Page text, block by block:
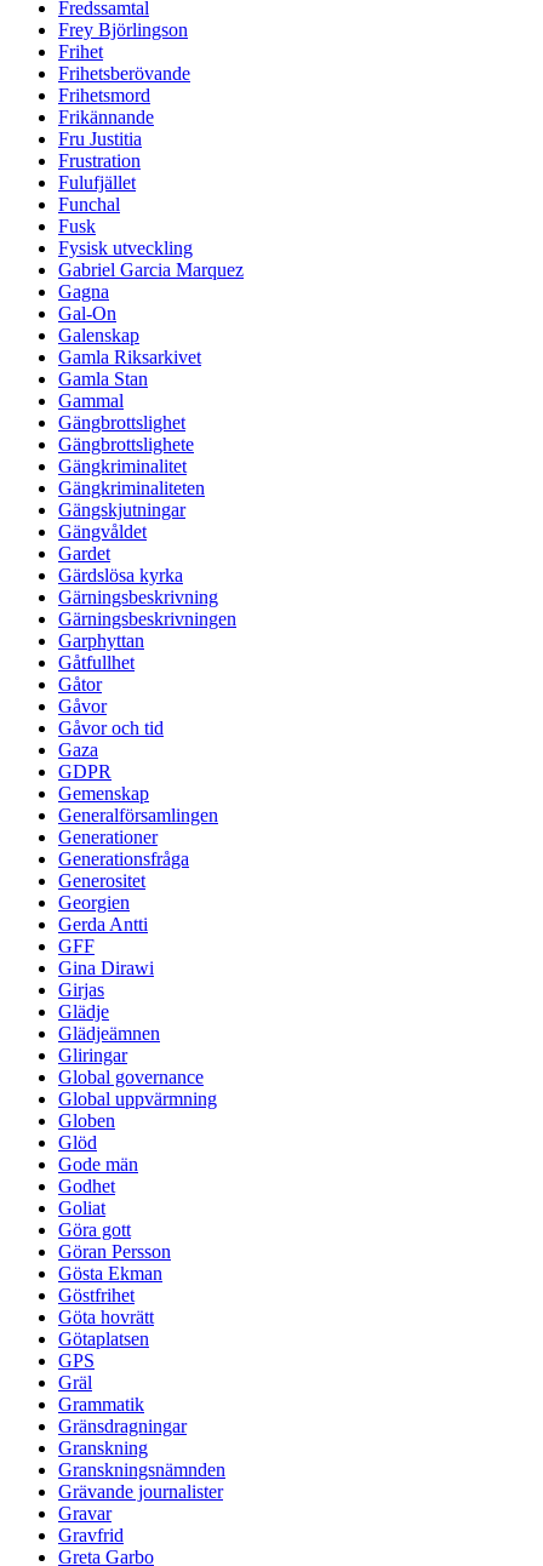
Fredssamtal
Frey Björlingson
Frihet
Frihetsberövande
Frihetsmord
Frikännande
Fru Justitia
Frustration
Fulufjället
Funchal
Fusk
Fysisk utveckling
Gabriel Garcia Marquez
Gagna
Gal-On
Galenskap
Gamla Riksarkivet
Gamla Stan
Gammal
Gängbrottslighet
Gängbrottslighete
Gängkriminalitet
Gängkriminaliteten
Gängskjutningar
Gängvåldet
Gardet
Gärdslösa kyrka
Gärningsbeskrivning
Gärningsbeskrivningen
Garphyttan
Gåtfullhet
Gåtor
Gåvor
Gåvor och tid
Gaza
GDPR
Gemenskap
Generalförsamlingen
Generationer
Generationsfråga
Generositet
Georgien
Gerda Antti
GFF
Gina Dirawi
Girjas
Glädje
Glädjeämnen
Gliringar
Global governance
Global uppvärmning
Globen
Glöd
Gode män
Godhet
Goliat
Göra gott
Göran Persson
Gösta Ekman
Göstfrihet
Göta hovrätt
Götaplatsen
GPS
Gräl
Grammatik
Gränsdragningar
Granskning
Granskningsnämnden
Grävande journalister
Gravar
Gravfrid
Greta Garbo